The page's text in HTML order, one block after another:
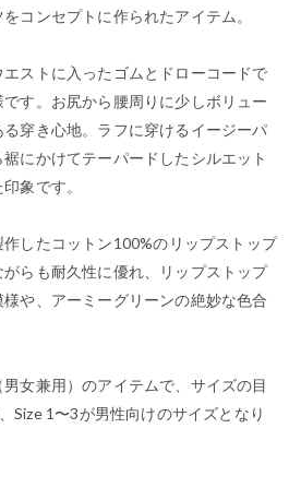
コンセプトに作られたアイテム。
ストに入ったゴムとドローコードで
す。お尻から腰周りに少しボリュー
穿き心地。ラフに穿けるイージーパ
にかけてテーパードしたシルエット
象です。
したコットン100%のリップストップ
らも耐久性に優れ、リップストップ
や、アーミーグリーンの絶妙な色合
女兼用）のアイテムで、サイズの目
Size 1〜3が男性向けのサイズとなり